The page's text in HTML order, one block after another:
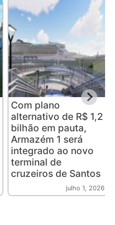
Com plano
alternativo de R$ 1,2
bilhão em pauta,
Armazém 1 será
integrado ao novo
terminal de
cruzeiros de Santos
julho 1, 2026